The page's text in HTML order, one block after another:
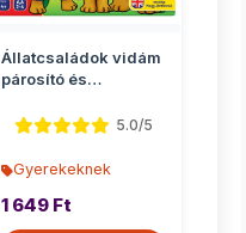
Állatcsaládok vidám
párosító és
5.0/5
Gyerekeknek
1 649 Ft